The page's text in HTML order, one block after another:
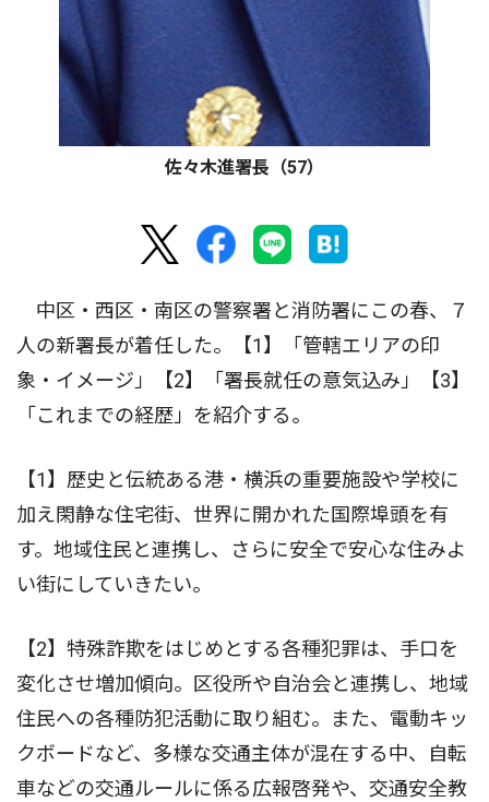
佐々木進署長（57）
中区・西区・南区の警察署と消防署にこの春、７
人の新署長が着任した。【1】「管轄エリアの印
象・イメージ」【2】「署長就任の意気込み」【3】
「これまでの経歴」を紹介する。
【1】歴史と伝統ある港・横浜の重要施設や学校に
加え閑静な住宅街、世界に開かれた国際埠頭を有
す。地域住民と連携し、さらに安全で安心な住みよ
い街にしていきたい。
【2】特殊詐欺をはじめとする各種犯罪は、手口を
変化させ増加傾向。区役所や自治会と連携し、地域
住民への各種防犯活動に取り組む。また、電動キッ
クボードなど、多様な交通主体が混在する中、自転
車などの交通ルールに係る広報啓発や、交通安全教